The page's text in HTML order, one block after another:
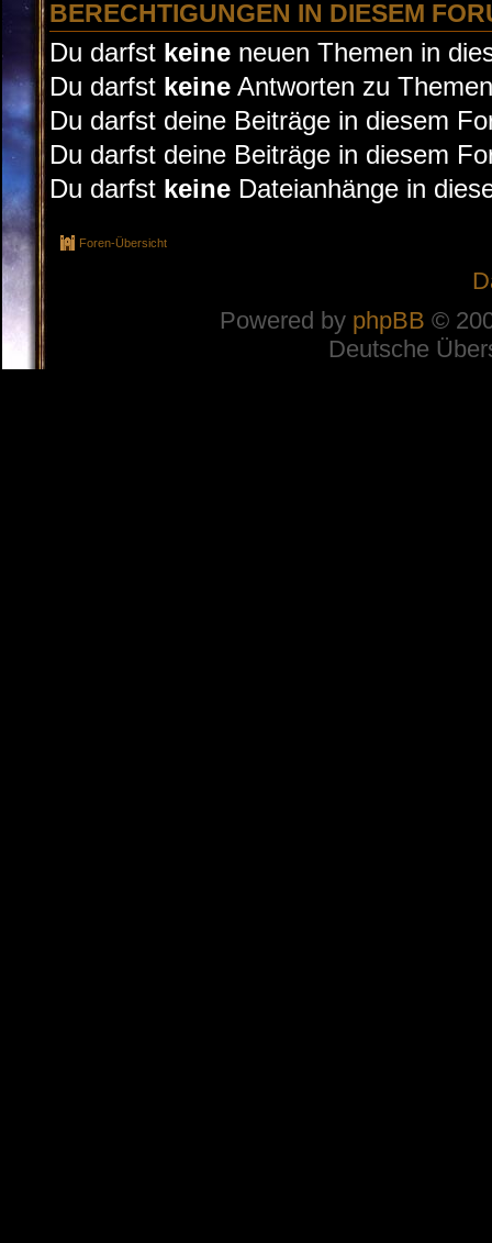
BERECHTIGUNGEN IN DIESEM
Du darfst keine neuen Themen in
Du darfst keine Antworten zu
Du darfst deine Beiträge in diesem
Du darfst deine Beiträge in diesem
Du darfst keine Dateianhänge in
Foren-Übersicht
Powered by phpBB ©
Deutsche